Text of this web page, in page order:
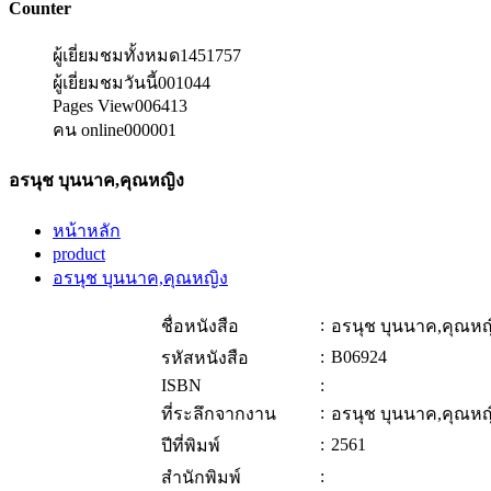
Counter
ผู้เยี่ยมชมทั้งหมด1451757
ผู้เยี่ยมชมวันนี้001044
Pages View006413
คน online000001
อรนุช บุนนาค,คุณหญิง
หน้าหลัก
product
อรนุช บุนนาค,คุณหญิง
ชื่อหนังสือ : อรนุช บุนนาค,คุณห
รหัสหนังสือ
: B06924
ISBN
:
ที่ระลึกจากงาน
: อรนุช บุนนาค,คุณห
ปีที่พิมพ์
: 2561
สำนักพิมพ์
: